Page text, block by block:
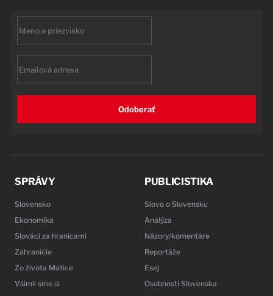
Odoberať
SPRÁVY
Slovensko
Ekonomika
Slováci za hranicami
Zahraničie
Zo života Matice
Všimli sme si
PUBLICISTIKA
Slovo o Slovensku
Analýza
Názory/komentáre
Reportáže
Esej
Osobnosti Slovenska